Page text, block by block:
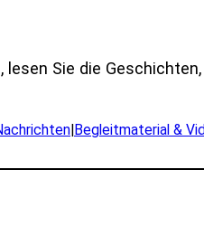
Sie die
|Begleitmaterial &